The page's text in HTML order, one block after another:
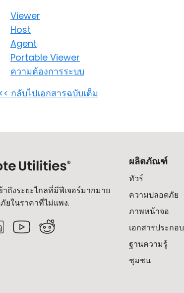
Viewer
Host
Agent
Portable Viewer
ความต้องการระบบ
กลับไปเอกสารฉบับเต็ม
ถึงระยะไกลที่มีฟีเจอร์มากมาย
ยในราคาที่ไม่แพง.
ผลิตภัณฑ์
ทัวร์
ความปลอดภัย
ภาพหน้าจอ
เอกสารประกอบ
ฐานความรู้
ชุมชน